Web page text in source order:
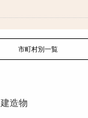
市町村別一覧
建造物